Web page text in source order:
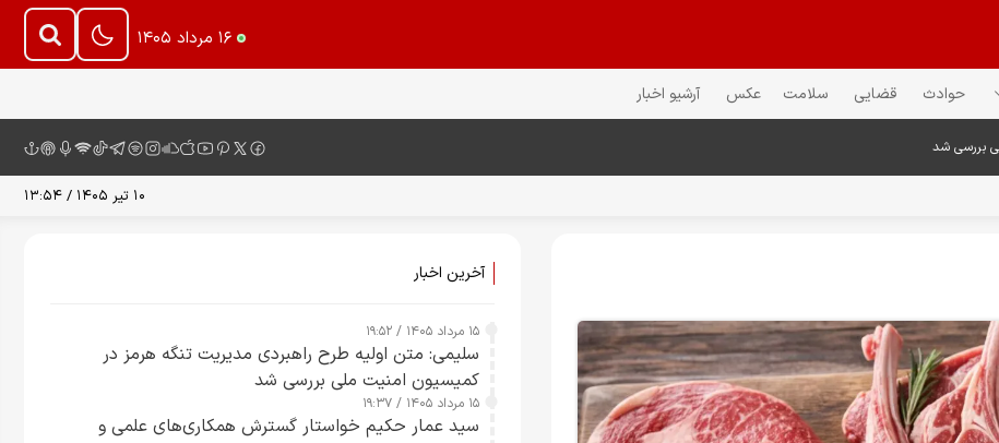
۱۶ مرداد ۱۴۰۵
حوادث قضایی سلامت عکس آرشیو اخبار
بررسی شد
۱۰ تیر ۱۴۰۵ / ۱۳:۵۴
آخرین اخبار
۱۵ مرداد ۱۴۰۵ / ۱۹:۵۲
سلیمی: متن اولیه طرح راهبردی مدیریت تنگه هرمز در
کمیسیون امنیت ملی بررسی شد
۱۵ مرداد ۱۴۰۵ / ۱۹:۳۷
سید عمار حکیم خواستار گسترش همکاری‌های علمی و